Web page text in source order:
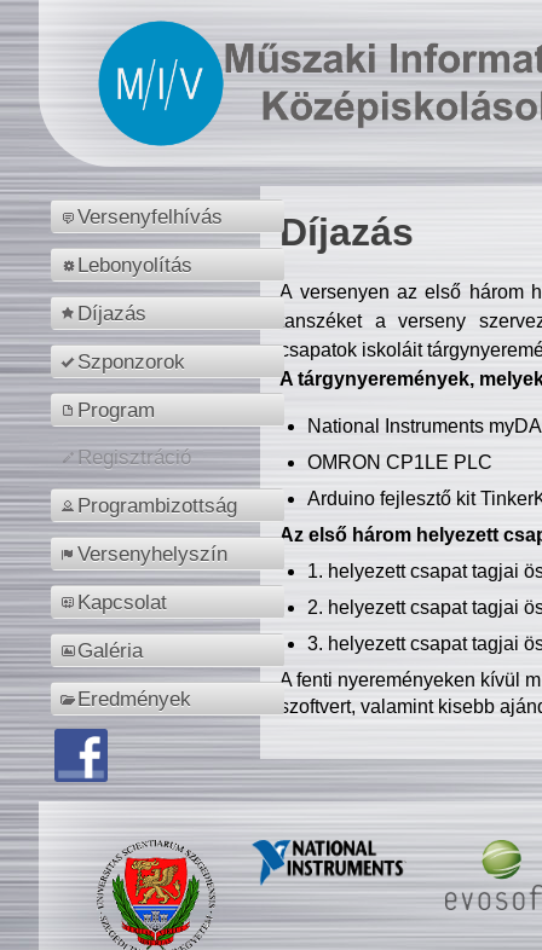
Versenyfelhívás
Lebonyolítás
Díjazás
Szponzorok
Program
Regisztráció
Programbizottság
Versenyhelyszín
Kapcsolat
Galéria
Eredmények
Díjazás
A versenyen az első három
tanszéket a verseny
csapatok iskoláit
A tárgynyeremények,
National Instruments
OMRON CP1LE PLC
Arduino fejlesztő kit
Az első három helyezett
1. helyezett csapat tagjai
2. helyezett csapat tagjai
3. helyezett csapat tagjai
A fenti nyereményeken kívül
szoftvert, valamint kisebb